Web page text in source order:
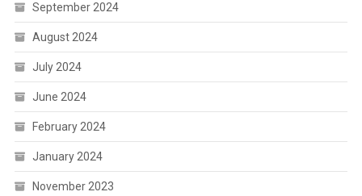
September 2024
August 2024
July 2024
June 2024
February 2024
January 2024
November 2023